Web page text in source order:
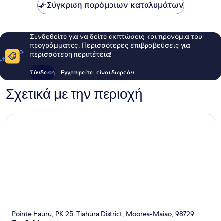
Σύγκριση παρόμοιων καταλυμάτων
Συνδεθείτε για να δείτε εκπτώσεις και προνόμια του
προγράμματος. Περισσότερες επιβραβεύσεις για
περισσότερη περιπέτεια!
Σύνδεση Εγγραφείτε, είναι δωρεάν
Σχετικά με την περιοχή
Pointe Hauru, PK 25, Tiahura District, Moorea-Maiao, 98729